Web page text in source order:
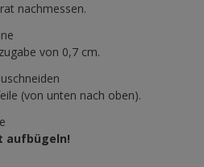
nachmessen.
von 0,7 cm.
(von unten nach oben).
aufbügeln!